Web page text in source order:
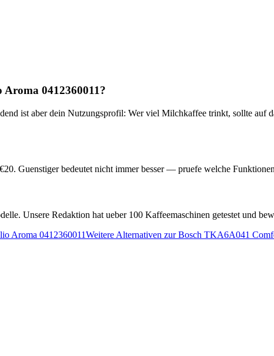
Aroma 0412360011?
ist aber dein Nutzungsprofil: Wer viel Milchkaffee trinkt, sollte auf
20. Guenstiger bedeutet nicht immer besser — pruefe welche
Unsere Redaktion hat ueber 100 Kaffeemaschinen getestet und
Aroma 0412360011Weitere Alternativen zurBosch TKA6A041